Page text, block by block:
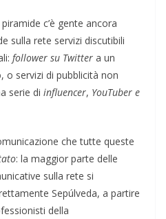
c’è gente ancora
sulla rete servizi discutibili
follower su Twitter a un
o servizi di pubblicità non
serie di influencer, YouTuber e
che tutte queste
: la maggior parte delle
sulla rete si
Sepúlveda, a partire
della